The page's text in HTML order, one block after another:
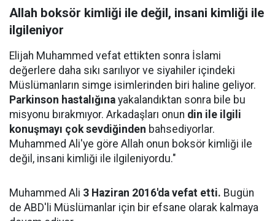
Allah boksör kimliği ile değil, insani kimliği ile
ilgileniyor
Elijah Muhammed vefat ettikten sonra İslami
değerlere daha sıkı sarılıyor ve siyahiler içindeki
Müslümanların simge isimlerinden biri haline geliyor.
Parkinson hastalığına yakalandıktan sonra bile bu
misyonu bırakmıyor. Arkadaşları onun din ile ilgili
konuşmayı çok sevdiğinden bahsediyorlar.
Muhammed Ali'ye göre Allah onun boksör kimliği ile
değil, insani kimliği ile ilgileniyordu."
Muhammed Ali 3 Haziran 2016'da vefat etti. Bugün
de ABD'li Müslümanlar için bir efsane olarak kalmaya